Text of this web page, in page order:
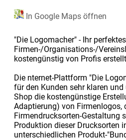
In Google Maps öffnen
"Die Logomacher" - Ihr
Firmen-/Organisations-/
kostengünstig von Profis erstellt
Die nternet-Plattform "Die
für den Kunden sehr klaren
Shop die kostengünstige
Adaptierung) von Firmenlogos,
Firmendrucksorten-Gestaltung
Produktion dieser Drucksorten
unterschiedlichen Produkt-